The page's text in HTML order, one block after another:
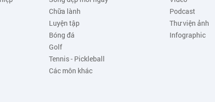
Chữa lành
Luyện tập
Bóng đá
Golf
Tennis - Pickleball
Các môn khác
Podcast
Thư viện ảnh
Infographic